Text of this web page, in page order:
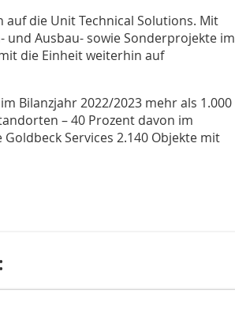
die Unit Technical Solutions. Mit
und Ausbau- sowie Sonderprojekte im
die Einheit weiterhin auf
Bilanzjahr 2022/2023 mehr als 1.000
– 40 Prozent davon im
Services 2.140 Objekte mit